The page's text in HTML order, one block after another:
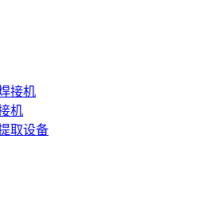
接机
机
取设备